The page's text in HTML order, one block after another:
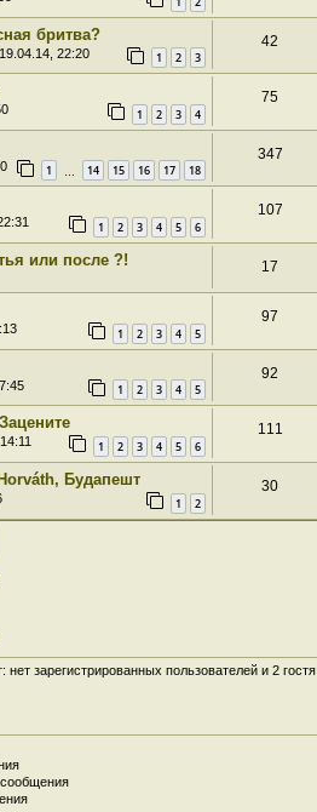
бритва?
22:20 1 2 3
42
1 2 3 4
75
1 14 15 16 17 18
347
1 2 3 4 5 6
107
или после ?! 17
1 2 3 4 5
97
1 2 3 4 5
92
1 2 3 4 5 6
111
Будапешт
1 2
30
зарегистрированных пользователей и 2 гостя
сообщения